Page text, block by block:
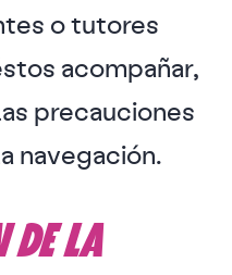
o tutores
acompañar,
precauciones
navegación.
DE LA